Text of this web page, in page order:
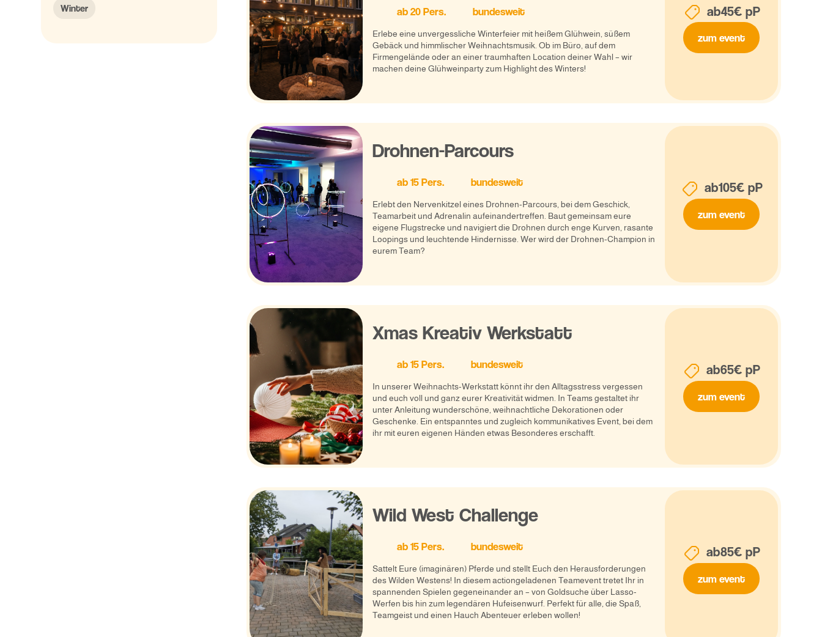
Winter ab20Pers. bundesweit
Erlebe eine unvergessliche Winterfeier mit heißem Glühwein, süßem
Gebäck und himmlischer Weihnachtsmusik. Ob im Büro, auf dem
Firmengelände oder an einer traumhaften Location deiner Wahl – wir
machen deine Glühweinparty zum Highlight des Winters!
ab45€ pP
zum event
Drohnen-Parcours
ab15Pers. bundesweit
Erlebt den Nervenkitzel eines Drohnen-Parcours, bei dem Geschick,
Teamarbeit und Adrenalin aufeinandertreffen. Baut gemeinsam eure
eigene Flugstrecke und navigiert die Drohnen durch enge Kurven, rasante
Loopings und leuchtende Hindernisse. Wer wird der Drohnen-Champion in
eurem Team?
ab105€ pP
zum event
Xmas Kreativ Werkstatt
ab15Pers. bundesweit
In unserer Weihnachts-Werkstatt könnt ihr den Alltagsstress vergessen
und euch voll und ganz eurer Kreativität widmen. In Teams gestaltet ihr
unter Anleitung wunderschöne, weihnachtliche Dekorationen oder
Geschenke. Ein entspanntes und zugleich kommunikatives Event, bei dem
ihr mit euren eigenen Händen etwas Besonderes erschafft.
ab65€ pP
zum event
Wild West Challenge
ab15Pers. bundesweit
Sattelt Eure (imaginären) Pferde und stellt Euch den Herausforderungen
des Wilden Westens! In diesem actiongeladenen Teamevent tretet Ihr in
spannenden Spielen gegeneinander an – von Goldsuche über Lasso-
Werfen bis hin zum legendären Hufeisenwurf. Perfekt für alle, die Spaß,
Teamgeist und einen Hauch Abenteuer erleben wollen!
ab85€ pP
zum event